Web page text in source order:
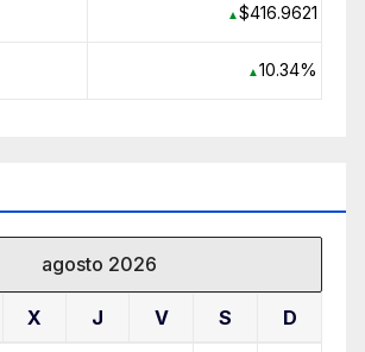
▲$416.9621
▲10.34%
agosto 2026
X J V S D